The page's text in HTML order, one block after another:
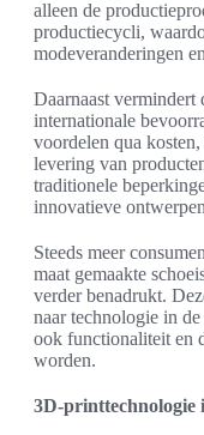
alleen de
productiecycli,
modeveranderingen
Daarnaast vermindert
internationale
voordelen qua
levering van
traditionele
innovatieve
Steeds meer
maat gemaakte
verder benadrukt.
naar technologie in
ook functionaliteit en
worden.
3D-printtechnologie